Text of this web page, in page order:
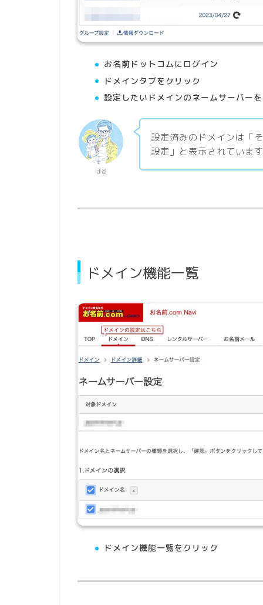
お名前ドットコムにログイン
ドメインタブをクリック
設定したいドメインのネームサーバー
はる
設定済みのドメインは「
設定」と表示されていま
ドメイン機能一覧
ドメイン機能一覧をクリック